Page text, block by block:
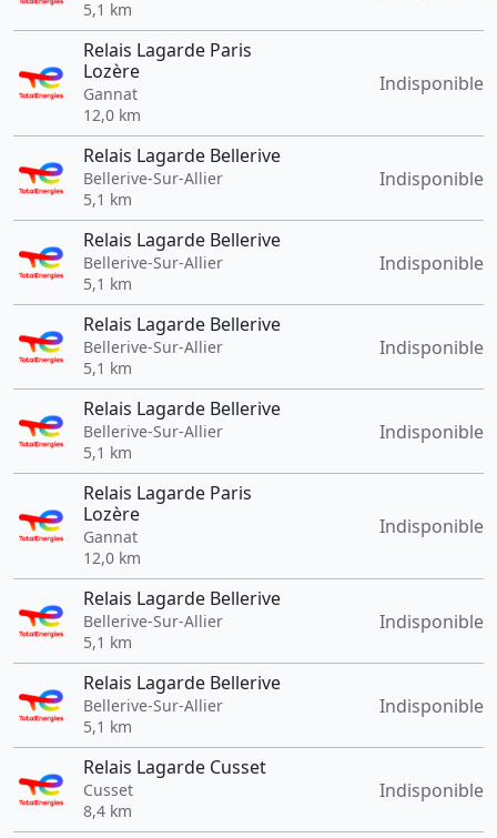
5,1 km
Relais Lagarde Paris
Lozère
Gannat
12,0 km
Indisponible
Relais Lagarde Bellerive
Bellerive-Sur-Allier
5,1 km
Indisponible
Relais Lagarde Bellerive
Bellerive-Sur-Allier
5,1 km
Indisponible
Relais Lagarde Bellerive
Bellerive-Sur-Allier
5,1 km
Indisponible
Relais Lagarde Bellerive
Bellerive-Sur-Allier
5,1 km
Indisponible
Relais Lagarde Paris
Lozère
Gannat
12,0 km
Indisponible
Relais Lagarde Bellerive
Bellerive-Sur-Allier
5,1 km
Indisponible
Relais Lagarde Bellerive
Bellerive-Sur-Allier
5,1 km
Indisponible
Relais Lagarde Cusset
Cusset
8,4 km
Indisponible